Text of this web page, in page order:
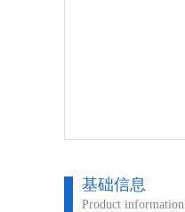
基础信息
Product information